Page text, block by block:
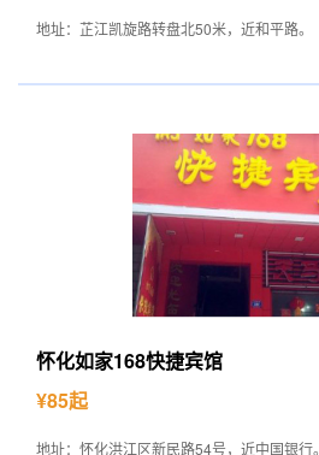
地址：芷江凯旋路转盘北50米，近和平路。
怀化如家168快捷宾馆
¥85起
地址：怀化洪江区新民路54号，近中国银行。